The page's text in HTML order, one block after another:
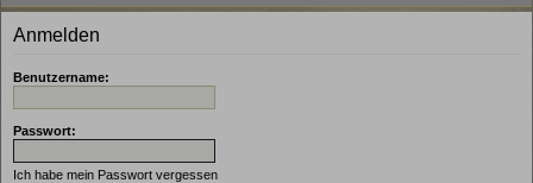
Anmelden
Benutzername:
Passwort:
Ich habe mein Passwort vergessen